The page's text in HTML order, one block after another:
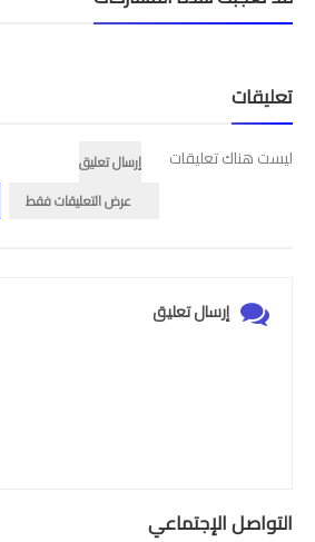
تعليقات
ليست هناك تعليقات
إرسال تعليق
عرض التعليقات فقط
إرسال تعليق
التواصل الإجتماعي